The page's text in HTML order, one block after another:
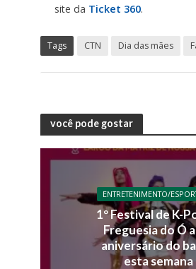
site da Ticket 360.
Tags CTN Dia das mães
você pode gostar
ENTRETENIMENTO/
1º Festival de K-
Freguesia do Ó
aniversário do
esta semana